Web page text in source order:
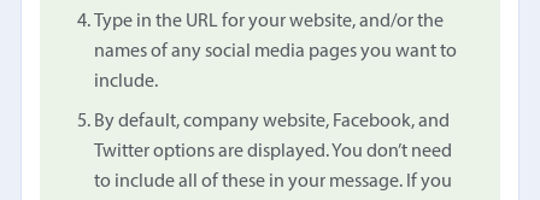
Type in the URL for your website, and/or the
names of any social media pages you want to
include.
By default, company website, Facebook, and
Twitter options are displayed. You don’t need
to include all of these in your message. If you